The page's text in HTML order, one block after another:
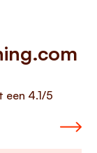
een 4.1/5